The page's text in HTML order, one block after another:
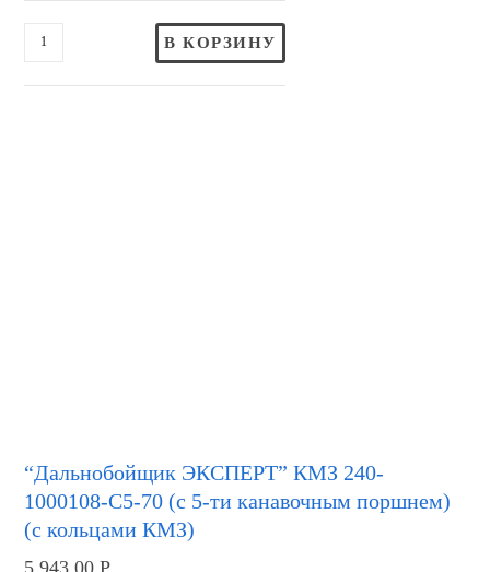
В КОРЗИНУ
“Дальнобойщик ЭКСПЕРТ” КМЗ 240-
1000108-С5-70 (с 5-ти канавочным поршнем)
(с кольцами КМЗ)
5,943.00Р